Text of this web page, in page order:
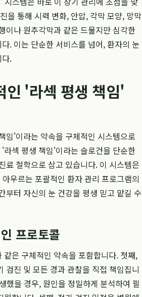
을 통해 시력 변화, 안압, 각막 모양, 망막
이나 원추각막과 같은 드물지만 심각한
. 이는 단순한 서비스를 넘어, 환자의 눈
.
인 '라섹 평생 책임'
임'이라는 약속을 구체적인 시스템으로
섹 평생 책임'이라는 슬로건을 단순한
료 철학으로 삼고 있습니다. 이 시스템은
우르는 포괄적인 환자 관리 프로그램의
부터 자신의 눈 건강을 평생 믿고 맡길 수
프로토콜
은 구체적인 약속을 포함합니다. 첫째,
검진 및 모든 경과 관찰을 직접 책임집니
했을 경우, 원인을 정밀하게 분석하여 필